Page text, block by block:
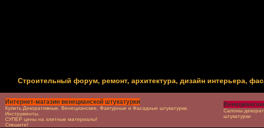
Строительный форум, ремонт, архитектура, дизайн интерьера,
Интернет-магазин венецианской штукатурки
Купить Декоративные, Венецианские, Фактурные и Фасадные штукатурки.
Инструменты.
СУПЕР цены на элитные материалы!
Спешите!
Салоны
штукатурки